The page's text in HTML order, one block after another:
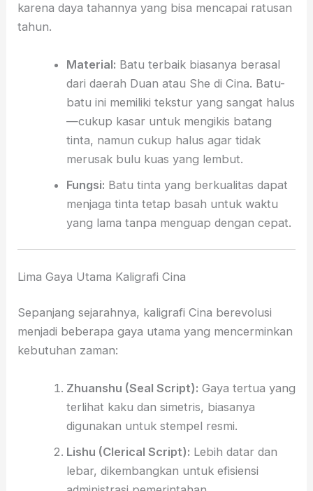
karena daya tahannya yang bisa mencapai ratusan
tahun.
Material: Batu terbaik biasanya berasal
dari daerah Duan atau She di Cina. Batu-
batu ini memiliki tekstur yang sangat halus
—cukup kasar untuk mengikis batang
tinta, namun cukup halus agar tidak
merusak bulu kuas yang lembut.
Fungsi: Batu tinta yang berkualitas dapat
menjaga tinta tetap basah untuk waktu
yang lama tanpa menguap dengan cepat.
Lima Gaya Utama Kaligrafi Cina
Sepanjang sejarahnya, kaligrafi Cina berevolusi
menjadi beberapa gaya utama yang mencerminkan
kebutuhan zaman:
Zhuanshu (Seal Script): Gaya tertua yang
terlihat kaku dan simetris, biasanya
digunakan untuk stempel resmi.
Lishu (Clerical Script): Lebih datar dan
lebar, dikembangkan untuk efisiensi